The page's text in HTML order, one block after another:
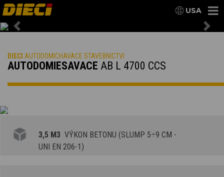
USA
Previous
DIECI AUTODOMICHAVACE STAVEBNICTVI
AUTODOMIESAVACE AB L 4700 CCS
3,5 M3 VÝKON BETONU (SLUMP 5÷9 CM -
UNI EN 206-1)